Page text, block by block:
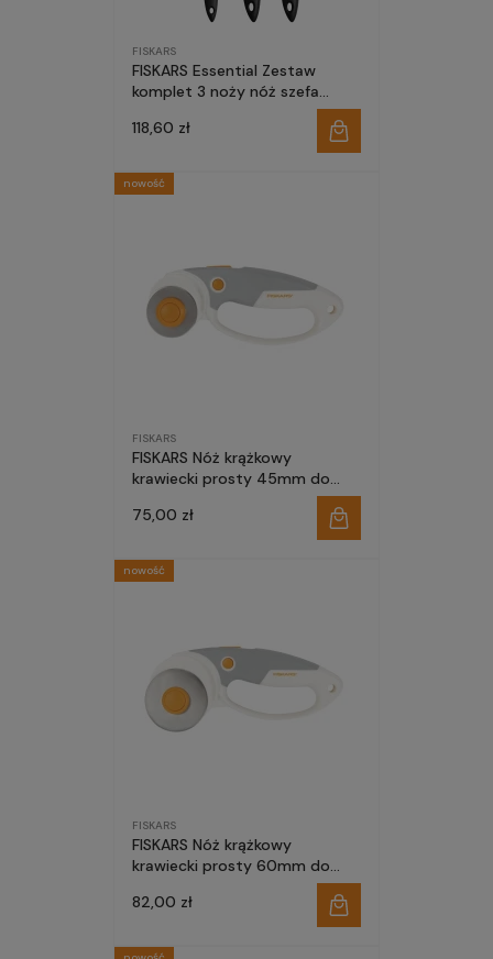
FISKARS
FISKARS Essential Zestaw
komplet 3 noży nóż szefa
kuchni do chleba obierania
118,60 zł
FISKARS
FISKARS Nóż krążkowy
krawiecki prosty 45mm do
cięcia filcu winylu tytanowe
ostrze
75,00 zł
nowość
FISKARS
FISKARS Nóż krążkowy
krawiecki prosty 60mm do
cięcia płótna skóry tytanowe
ostrze
82,00 zł
nowość